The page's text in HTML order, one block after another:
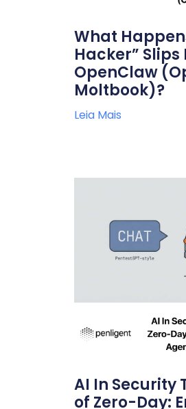
What
Hacker”
OpenClaw
Moltbook)?
Leia Mais
AI In Security
of Zero-Day: